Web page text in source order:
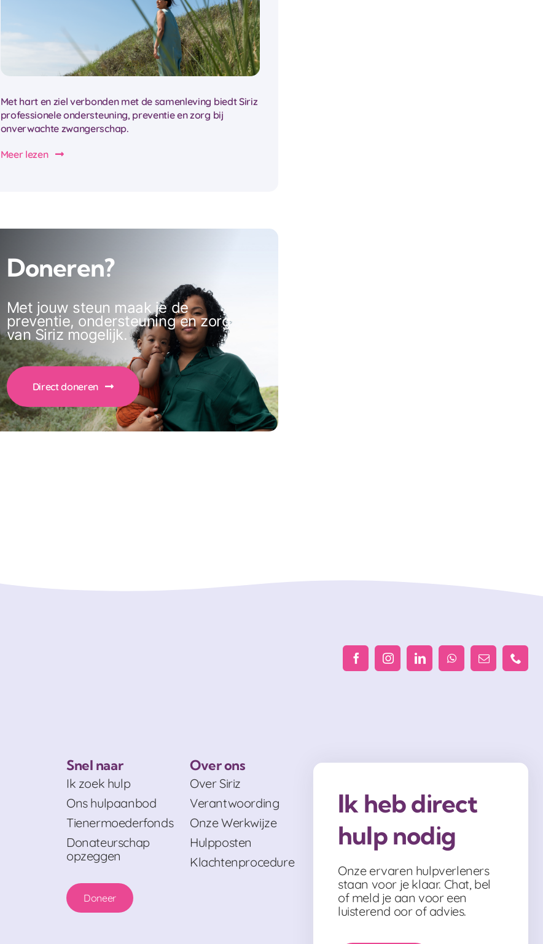
Met hart en ziel verbonden met de samenleving biedt Siriz
professionele ondersteuning, preventie en zorg bij
onverwachte zwangerschap.
Meer lezen
Doneren?
Met jouw steun maak je de
preventie, ondersteuning en zorg
van Siriz mogelijk.
Direct doneren
Snel naar
Ik zoek hulp
Ons hulpaanbod
Tienermoederfonds
Donateurschap
opzeggen
Doneer
Over ons
Over Siriz
Verantwoording
Onze Werkwijze
Hulpposten
Klachtenprocedure
Ik heb direct
hulp nodig
Onze ervaren hulpverleners
staan voor je klaar. Chat, bel
of meld je aan voor een
luisterend oor of advies.